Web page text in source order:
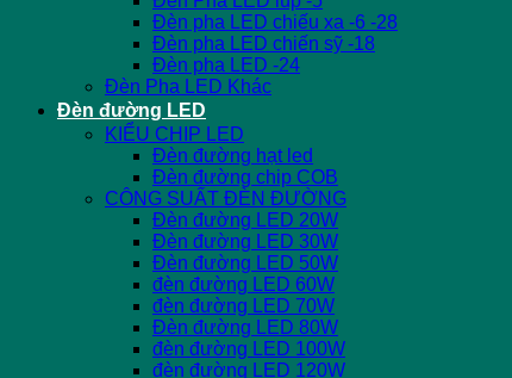
Đèn pha LED chiếu xa -6 -28
Đèn pha LED chiến sỹ -18
Đèn pha LED -24
Đèn Pha LED Khác
Đèn đường LED
KIỂU CHIP LED
Đèn đường hạt led
Đèn đường chip COB
CÔNG SUẤT ĐÈN ĐƯỜNG
Đèn đường LED 20W
Đèn đường LED 30W
Đèn đường LED 50W
đèn đường LED 60W
đèn đường LED 70W
Đèn đường LED 80W
đèn đường LED 100W
đèn đường LED 120W